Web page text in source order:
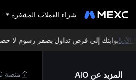
شراء العملات المشفرة
بوابتك إلى فرص تداول بصفر رسوم لا حصر
المزيد عن AIO منصة MEXC